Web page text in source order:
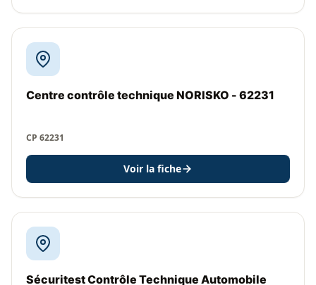
Centre contrôle technique NORISKO - 62231
CP 62231
Voir la fiche
Sécuritest Contrôle Technique Automobile